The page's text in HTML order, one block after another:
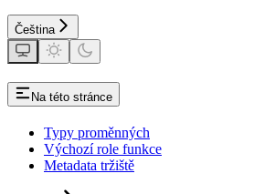
Čeština
Na této stránce
Typy proměnných
Výchozí role funkce
Metadata tržiště